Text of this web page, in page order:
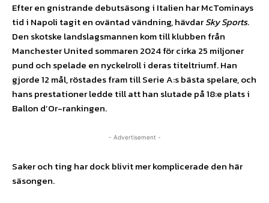
Efter en gnistrande debutsäsong i Italien har McTominays
tid i Napoli tagit en oväntad vändning, hävdarSky Sports.
Den skotske landslagsmannen kom till klubben från
Manchester United sommaren 2024 för cirka 25 miljoner
pund och spelade en nyckelroll i deras titeltriumf. Han
gjorde 12 mål, röstades fram till Serie A:s bästa spelare, och
hans prestationer ledde till att han slutade på 18:e plats i
Ballon d’Or-rankingen.
- Advertisement -
Saker och ting har dock blivit mer komplicerade den här
säsongen.